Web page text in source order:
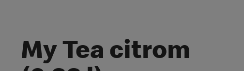
My Tea citrom